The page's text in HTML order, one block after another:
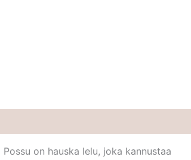
on hauska lelu, joka kannustaa